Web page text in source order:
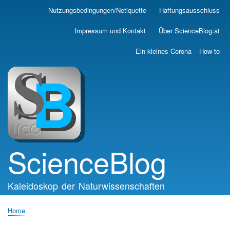
Skip
main
Nutzungsbedingungen/Netiquette Haftungsausschluss
Impressum und Kontakt Über ScienceBlog.at
Ein kleines Corona – How-to
ScienceBlog
Kaleidoskop der Naturwissenschaften
Home